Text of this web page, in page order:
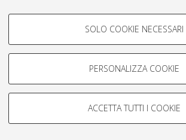
COOKIE DI PROFILAZIONE -
Si tratta di cookie utilizzati per analizzare le
navigazione degli utenti, creare profili in base al
Mostra cookie di profilazione
COOKIE TECNICI - NECESSARI
SOLO COOKIE NECESSARI
PERSONALIZZA COOKIE
ACCETTA TUTTI I COOKIE
Informativa sulla privacy
Condizioni d’uso del sito
© ALMA MATER STUDIORUM - Università di